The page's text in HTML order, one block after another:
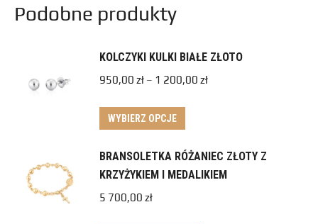
Podobne produkty
KOLCZYKI KULKI BIAŁE ZŁOTO
950,00 zł – 1 200,00 zł
WYBIERZ OPCJE
BRANSOLETKA RÓŻANIEC ZŁOTY Z
KRZYŻYKIEM I MEDALIKIEM
5 700,00 zł